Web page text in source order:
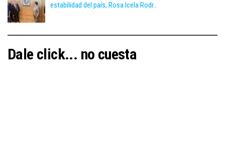
estabilidad del país, Rosa Icela Rodr...
Dale click... no cuesta